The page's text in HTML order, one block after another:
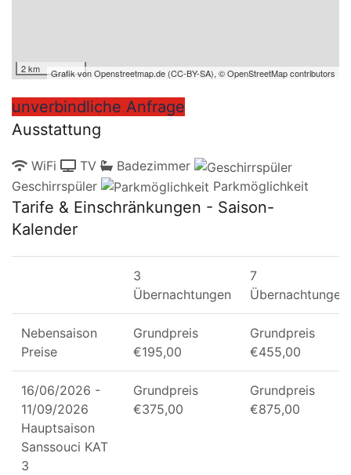
2 km Grafik vonOpenstreetmap.de (CC-BY-SA), © OpenStreetMap contributors
unverbindliche Anfrage
Ausstattung
WiFi TV
Badezimmer
Geschirrspüler
Parkmöglichkeit
Tarife & Einschränkungen - Saison-
Kalender
3
Übernachtungen
7
Übernachtungen
Nebensaison
Preise
Grundpreis
€195,00
Grundpreis
€455,00
16/06/2026 -
11/09/2026
Hauptsaison
Sanssouci KAT
3
Grundpreis
€375,00
Grundpreis
€875,00